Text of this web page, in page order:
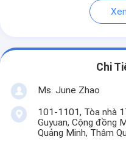
Chi
Ms. June Zhao
101-1101, Tòa nhà
Guyuan, Cộng đồng
Quảng Minh, Thâm